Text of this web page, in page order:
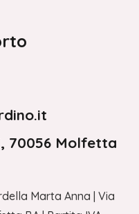
70056 Molfetta
Marta Anna | Via